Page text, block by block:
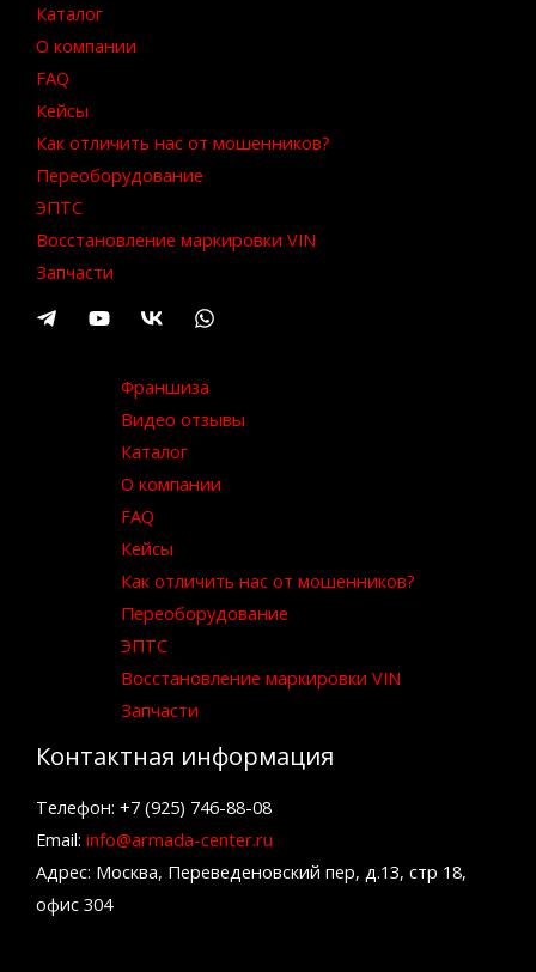
Каталог
О компании
FAQ
Кейсы
Как отличить нас от мошенников?
Переоборудование
ЭПТС
Восстановление маркировки VIN
Запчасти
Франшиза
Видео отзывы
Каталог
О компании
FAQ
Кейсы
Как отличить нас от мошенников?
Переоборудование
ЭПТС
Восстановление маркировки VIN
Запчасти
Контактная информация
Телефон: +7 (925) 746-88-08
Email: info@armada-center.ru
Адрес: Москва, Переведеновский пер, д.13, стр 18,
офис 304